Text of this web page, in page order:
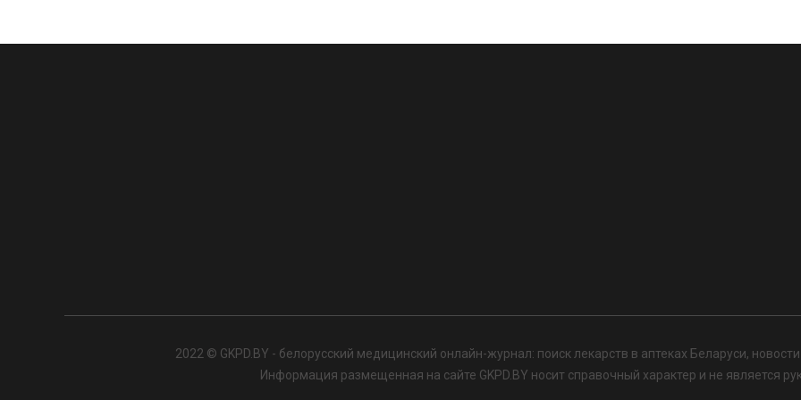
2022 © GKPD.BY - белорусский медицинский онлайн-журнал: поиск лекарств в аптеках Беларуси,
Информация размещенная на сайте GKPD.BY носит справочный характер и не является